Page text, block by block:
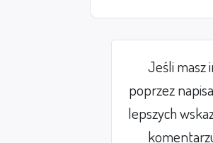
Jeśli masz
poprzez
lepszych